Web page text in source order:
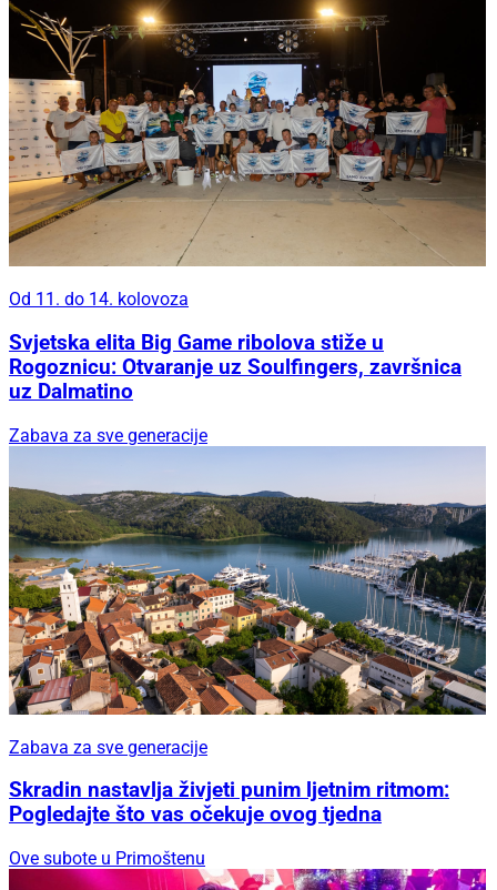
Od 11. do 14. kolovoza
Svjetska elita Big Game ribolova stiže u
Rogoznicu: Otvaranje uz Soulfingers, završnica
uz Dalmatino
Zabava za sve generacije
Zabava za sve generacije
Skradin nastavlja živjeti punim ljetnim ritmom:
Pogledajte što vas očekuje ovog tjedna
Ove subote u Primoštenu